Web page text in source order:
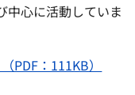
中心に活動していま
：111KB）